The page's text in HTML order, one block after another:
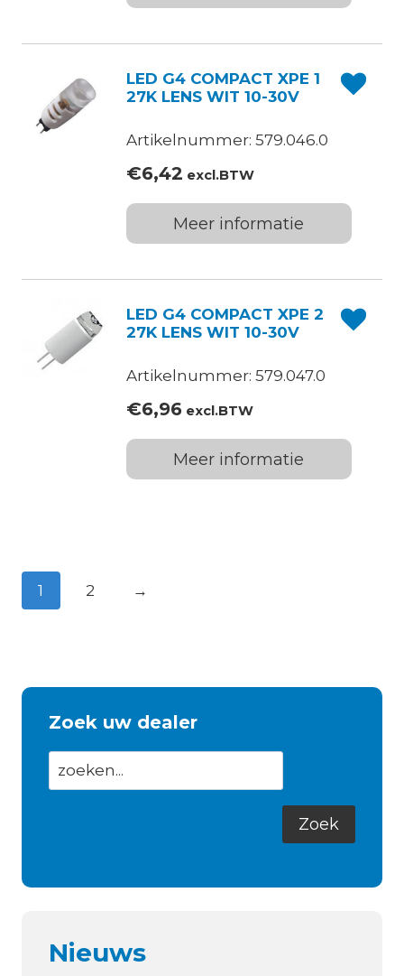
LED G4 COMPACT XPE 1
27K LENS WIT 10-30V
Artikelnummer: 579.046.0
€6,42 excl.BTW
Meer informatie
LED G4 COMPACT XPE 2
27K LENS WIT 10-30V
Artikelnummer: 579.047.0
€6,96excl.BTW
Meer informatie
1 2 →
Zoek uw dealer
Nieuws